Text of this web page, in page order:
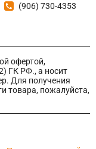
(906) 730-4353
офертой,
ГК РФ., а носит
Для получения
товара, пожалуйста,